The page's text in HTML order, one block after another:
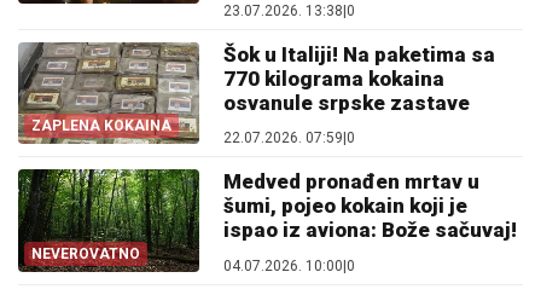
23.07.2026. 13:38 0
ZAPLENA KOKAINA
Šok u Italiji! Na paketima sa
770 kilograma kokaina
osvanule srpske zastave
22.07.2026. 07:59 0
NEVEROVATNO
Medved pronađen mrtav u
šumi, pojeo kokain koji je
ispao iz aviona: Bože sačuvaj!
04.07.2026. 10:00|0